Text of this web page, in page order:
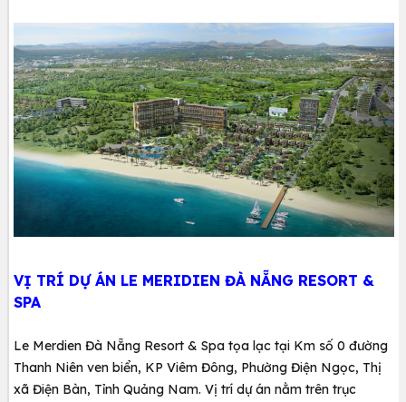
VỊ TRÍ DỰ ÁN LE MERIDIEN ĐÀ NẴNG RESORT &
SPA
Le Merdien Đà Nẵng Resort & Spa tọa lạc tại Km số 0 đường
Thanh Niên ven biển, KP Viêm Đông, Phường Điện Ngọc, Thị
xã Điện Bàn, Tỉnh Quảng Nam. Vị trí dự án nằm trên trục